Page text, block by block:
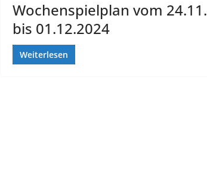
Wochenspielplan vom 24.11.
bis 01.12.2024
Weiterlesen